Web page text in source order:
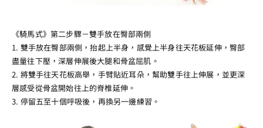
《騎馬式》第二步驟－雙手放在臀部兩側
1. 雙手放在臀部兩側，抬起上半身，感覺上半身往天花板延伸，臀部
盡量往下壓，深層伸展後大腿和骨盆屈肌。
2. 將雙手往天花板高舉，手臂貼近耳朵，幫助雙手往上伸展，並更深
層感受從骨盆開始往上的脊椎延伸。
3. 停留五至十個呼吸後，再換另一邊練習。